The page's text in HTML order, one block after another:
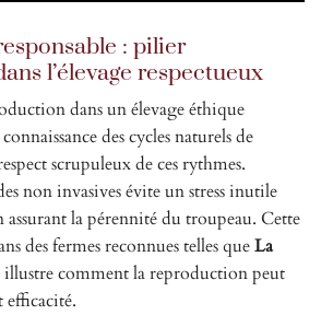
: pilier
l’élevage respectueux
dans un élevage éthique
des cycles naturels de
scrupuleux de ces rythmes.
non invasives évite un stress inutile
la pérennité du troupeau. Cette
des fermes reconnues telles queLa
illustre comment la reproduction peut
efficacité.